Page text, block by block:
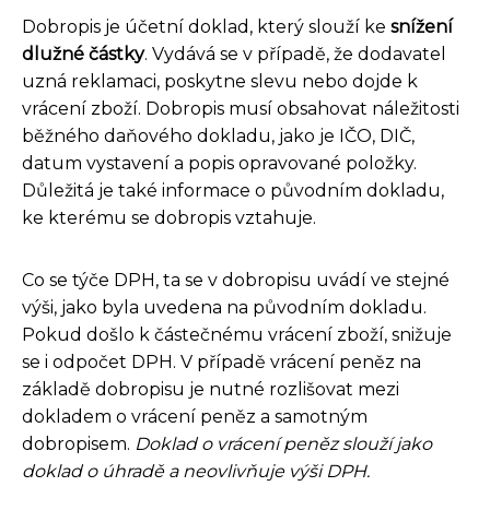
Dobropis je účetní doklad, který slouží ke snížení
dlužné částky. Vydává se v případě, že dodavatel
uzná reklamaci, poskytne slevu nebo dojde k
vrácení zboží. Dobropis musí obsahovat náležitosti
běžného daňového dokladu, jako je IČO, DIČ,
datum vystavení a popis opravované položky.
Důležitá je také informace o původním dokladu,
ke kterému se dobropis vztahuje.
Co se týče DPH, ta se v dobropisu uvádí ve stejné
výši, jako byla uvedena na původním dokladu.
Pokud došlo k částečnému vrácení zboží, snižuje
se i odpočet DPH. V případě vrácení peněz na
základě dobropisu je nutné rozlišovat mezi
dokladem o vrácení peněz a samotným
dobropisem. Doklad o vrácení peněz slouží jako
doklad o úhradě a neovlivňuje výši DPH.